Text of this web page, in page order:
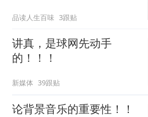
品读人生百味 3跟贴
讲真，是球网先动手
的！！！
新媒体 39跟贴
论背景音乐的重要性！！